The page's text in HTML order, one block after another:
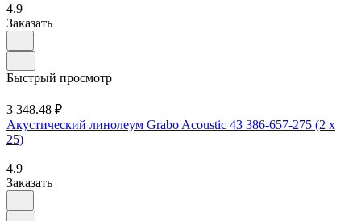
4.9
Заказать
Быстрый просмотр
3 348.48 ₽
Акустический линолеум Grabo Acoustic 43 386-657-275 (2 х
25)
4.9
Заказать